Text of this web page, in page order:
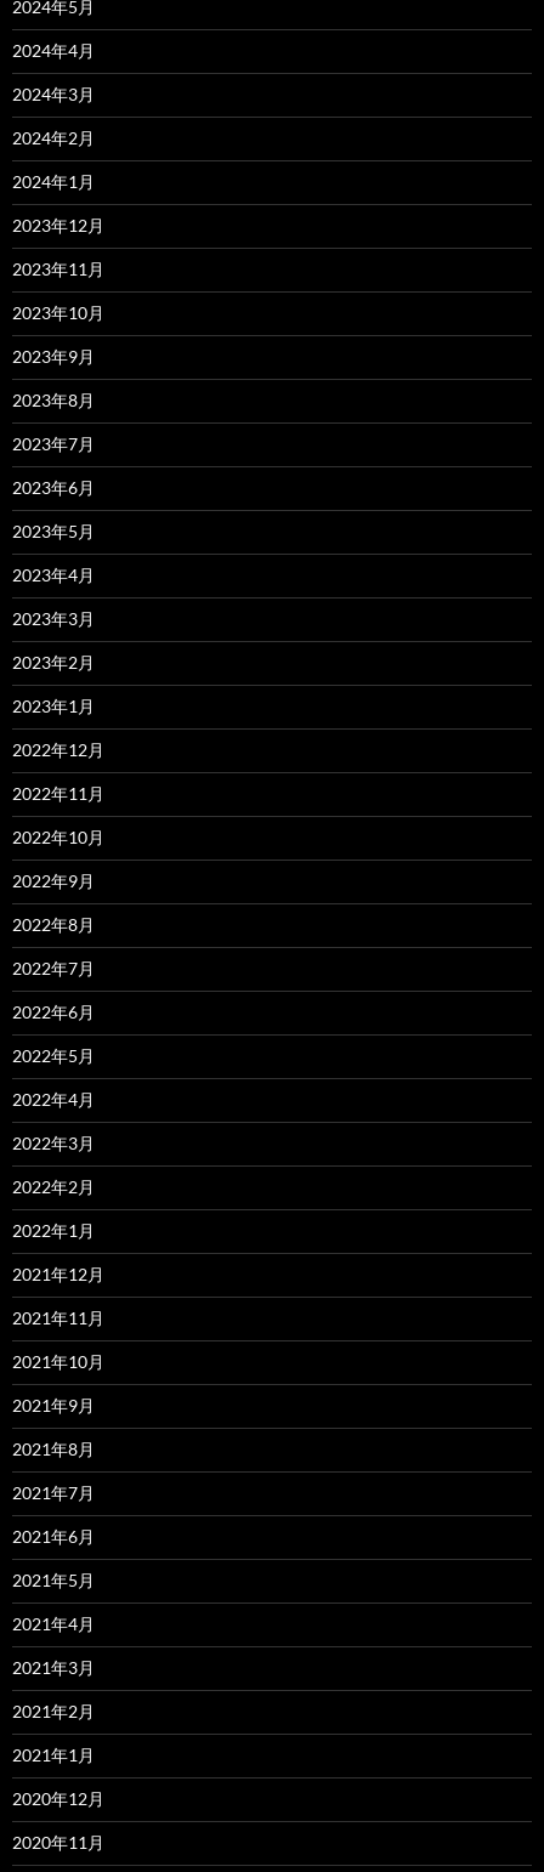
2024年5月
2024年4月
2024年3月
2024年2月
2024年1月
2023年12月
2023年11月
2023年10月
2023年9月
2023年8月
2023年7月
2023年6月
2023年5月
2023年4月
2023年3月
2023年2月
2023年1月
2022年12月
2022年11月
2022年10月
2022年9月
2022年8月
2022年7月
2022年6月
2022年5月
2022年4月
2022年3月
2022年2月
2022年1月
2021年12月
2021年11月
2021年10月
2021年9月
2021年8月
2021年7月
2021年6月
2021年5月
2021年4月
2021年3月
2021年2月
2021年1月
2020年12月
2020年11月